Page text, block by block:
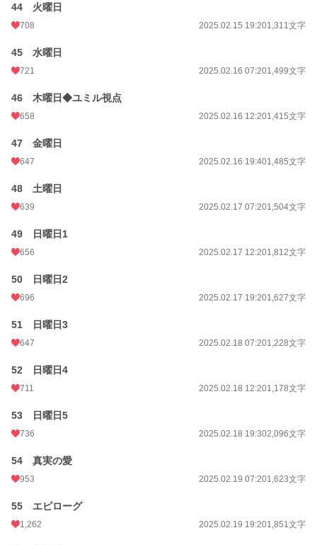
44 火曜日
708 2025.02.15 19:201,311文字
45 水曜日
721 2025.02.16 07:201,499文字
46 木曜日◆ユミル視点
658 2025.02.16 12:201,415文字
47 金曜日
647 2025.02.16 19:401,485文字
48 土曜日
639 2025.02.17 07:201,504文字
49 日曜日1
656 2025.02.17 12:201,812文字
50 日曜日2
696 2025.02.17 19:201,627文字
51 日曜日3
647 2025.02.18 07:201,228文字
52 日曜日4
711 2025.02.18 12:201,178文字
53 日曜日5
736 2025.02.18 19:302,096文字
54 真実の愛
953 2025.02.19 07:201,623文字
55 エピローグ
1,262 2025.02.19 19:201,851文字